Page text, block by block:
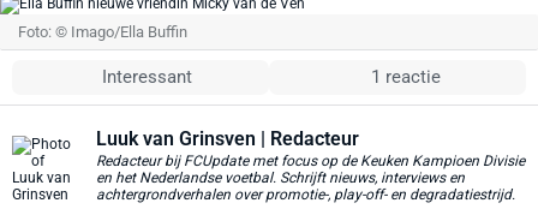
Foto: © Imago/Ella Buffin
Interessant 1 reactie
Luuk van Grinsven | Redacteur
Redacteur bij FCUpdate met focus op de Keuken Kampioen Divisie
en het Nederlandse voetbal. Schrijft nieuws, interviews en
achtergrondverhalen over promotie-, play-off- en degradatiestrijd.